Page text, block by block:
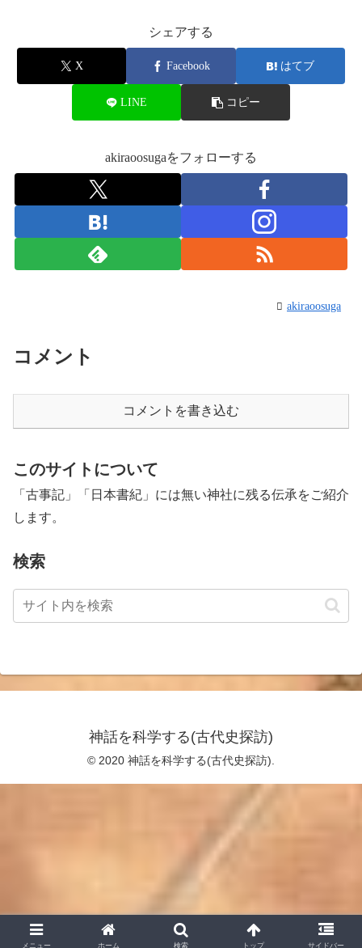
シェアする
X Facebook はてブ
LINE コピー
akiraoosugaをフォローする
akiraoosuga
コメント
コメントを書き込む
このサイトについて
「古事記」「日本書紀」には無い神社に残る伝承をご紹介
します。
検索
神話を科学する(古代史探訪)
© 2020 神話を科学する(古代史探訪).
メニュー ホーム 検索 トップ サイドバー